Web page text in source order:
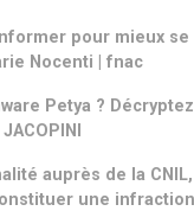
pour mieux
Nocenti | fnac
Petya ?
auprès de la
une